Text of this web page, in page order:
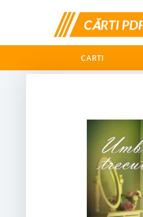
CARTI